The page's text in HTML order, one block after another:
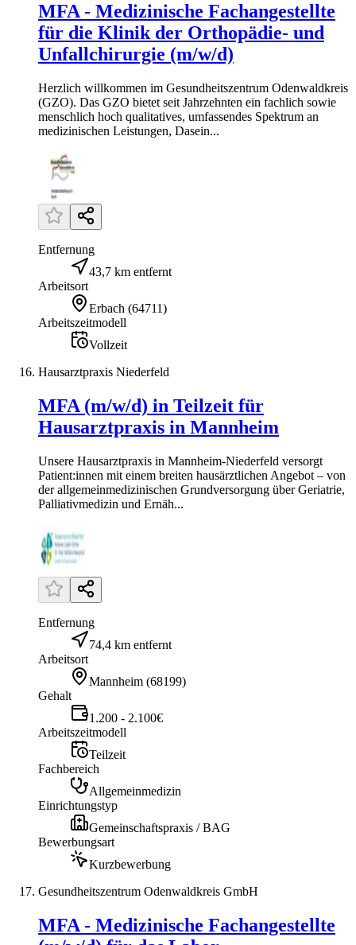
MFA - Medizinische Fachangestellte
für die Klinik der Orthopädie- und
Unfallchirurgie (m/w/d)
Herzlich willkommen im Gesundheitszentrum Odenwaldkreis
(GZO). Das GZO bietet seit Jahrzehnten ein fachlich sowie
menschlich hoch qualitatives, umfassendes Spektrum an
medizinischen Leistungen, Dasein...
Entfernung
43,7 km entfernt
Arbeitsort
Erbach (64711)
Arbeitszeitmodell
Vollzeit
Hausarztpraxis Niederfeld
MFA (m/w/d) in Teilzeit für
Hausarztpraxis in Mannheim
Unsere Hausarztpraxis in Mannheim-Niederfeld versorgt
Patient:innen mit einem breiten hausärztlichen Angebot – von
der allgemeinmedizinischen Grundversorgung über Geriatrie,
Palliativmedizin und Ernäh...
Entfernung
74,4 km entfernt
Arbeitsort
Mannheim (68199)
Gehalt
1.200 - 2.100€
Arbeitszeitmodell
Teilzeit
Fachbereich
Allgemeinmedizin
Einrichtungstyp
Gemeinschaftspraxis / BAG
Bewerbungsart
Kurzbewerbung
Gesundheitszentrum Odenwaldkreis GmbH
MFA - Medizinische Fachangestellte